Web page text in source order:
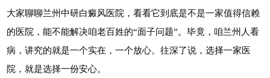
大家聊聊兰州中研白癜风医院，看看它到底是不是一家值得信赖
的医院，能不能解决咱老百姓的“面子问题”。毕竟，咱兰州人看
病，讲究的就是一个实在，一个放心。往深了说，选择一家医
院，就是选择一份安心。